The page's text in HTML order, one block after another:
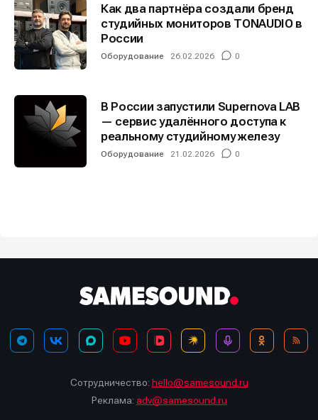
Как два партнёра создали бренд
студийных мониторов TONAUDIO в
России
Оборудование 26.02.2026 0
В России запустили Supernova LAB
— сервис удалённого доступа к
реальному студийному железу
Оборудование 21.02.2026 0
Сотрудничество: hello@samesound.ru
Реклама: adv@samesound.ru